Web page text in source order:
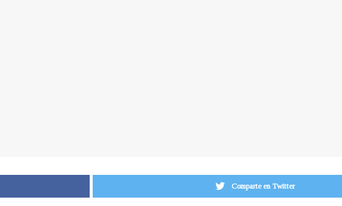
Comparte en Twitter